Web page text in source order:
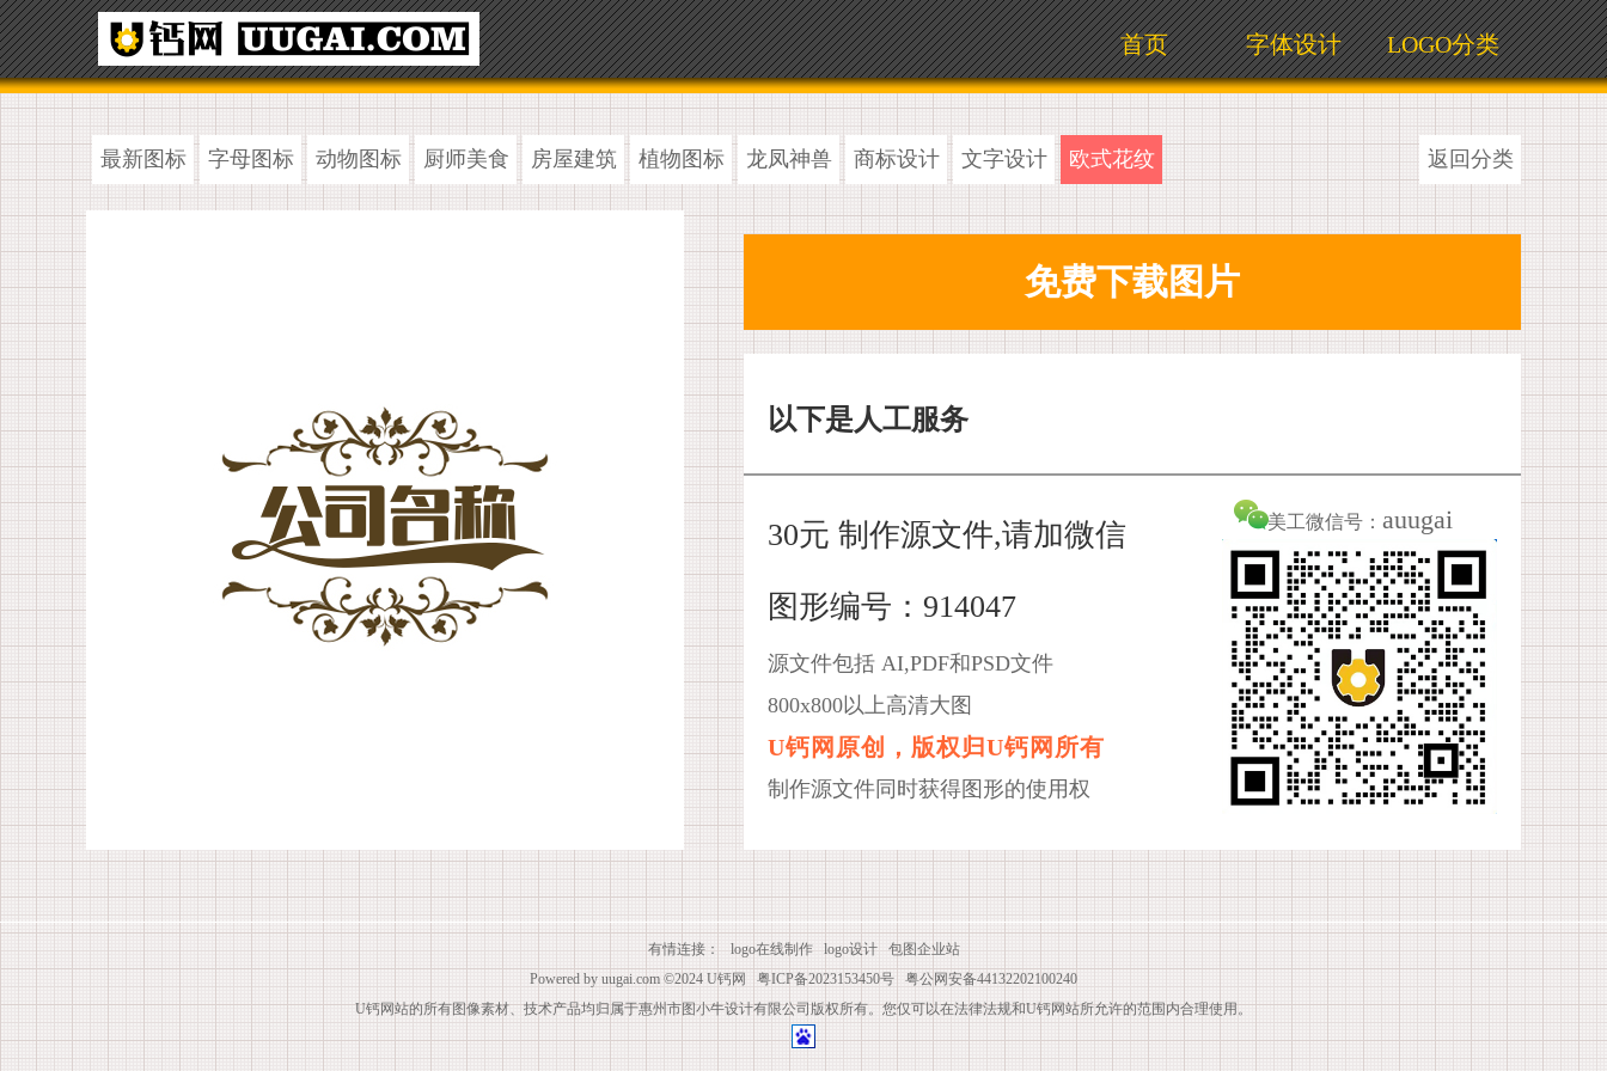
LOGO分类
字体设计
首页
最新图标 字母图标 动物图标 厨师美食 房屋建筑 植物图标 龙凤神兽 商标设计 文字设计 欧式花纹 返回分类
以下是人工服务
30元 制作源文件,请加微信
图形编号：914047
源文件包括 AI,PDF和PSD文件
800x800以上高清大图
U钙网原创，版权归U钙网所有
制作源文件同时获得图形的使用权
美工微信号： auugai
有情连接： logo在线制作 logo设计
包图企业站
Powered by uugai.com ©2024 U钙网 粤ICP备2023153450号
粤公网安备44132202100240
U钙网站的所有图像素材、技术产品均归属于惠州市图小牛设计有限公司版权所有。您仅可以在法律法规和U钙网站所允许的范围内合理使用。